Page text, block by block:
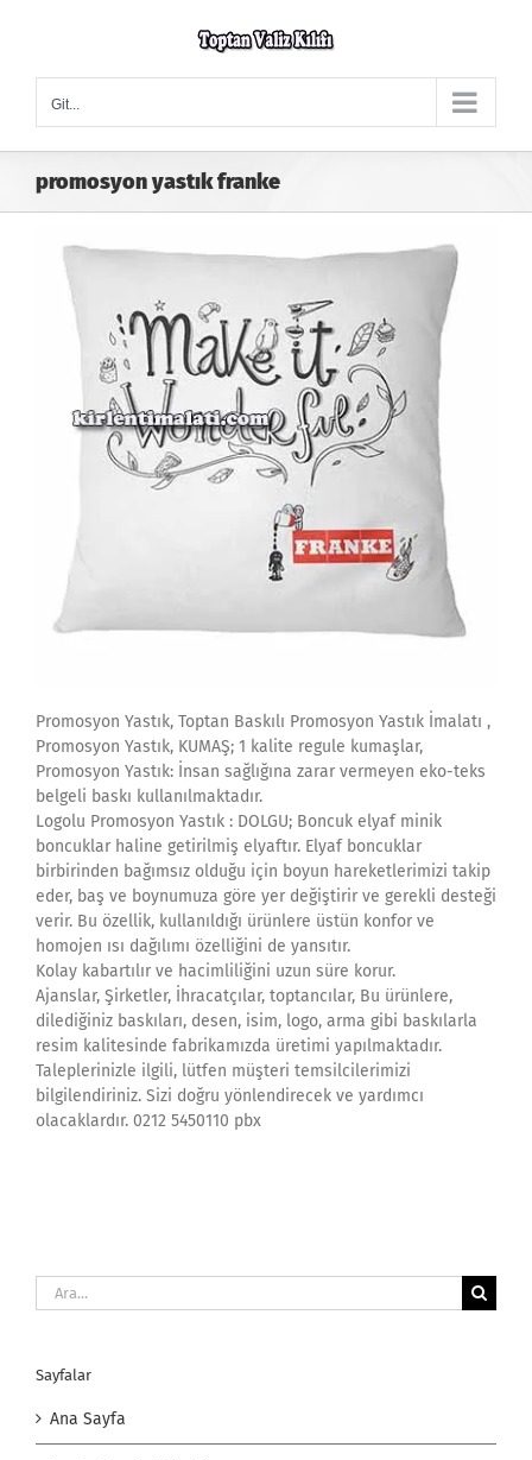
Git...
promosyon yastık franke
Promosyon Yastık, Toptan Baskılı Promosyon Yastık İmalatı ,
Promosyon Yastık, KUMAŞ; 1 kalite regule kumaşlar,
Promosyon Yastık: İnsan sağlığına zarar vermeyen eko-teks
belgeli baskı kullanılmaktadır.
Logolu Promosyon Yastık : DOLGU; Boncuk elyaf minik
boncuklar haline getirilmiş elyaftır. Elyaf boncuklar
birbirinden bağımsız olduğu için boyun hareketlerimizi takip
eder, baş ve boynumuza göre yer değiştirir ve gerekli desteği
verir. Bu özellik, kullanıldığı ürünlere üstün konfor ve
homojen ısı dağılımı özelliğini de yansıtır.
Kolay kabartılır ve hacimliliğini uzun süre korur.
Ajanslar, Şirketler, İhracatçılar, toptancılar, Bu ürünlere,
dilediğiniz baskıları, desen, isim, logo, arma gibi baskılarla
resim kalitesinde fabrikamızda üretimi yapılmaktadır.
Taleplerinizle ilgili, lütfen müşteri temsilcilerimizi
bilgilendiriniz. Sizi doğru yönlendirecek ve yardımcı
olacaklardır. 0212 5450110 pbx
Ara:
Sayfalar
Ana Sayfa